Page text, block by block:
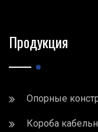
Продукция
Опорные
Короба